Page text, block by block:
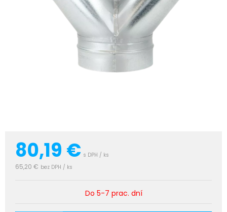
80,19 € s DPH / ks
65,20 € bez DPH / ks
Do 5-7 prac. dní